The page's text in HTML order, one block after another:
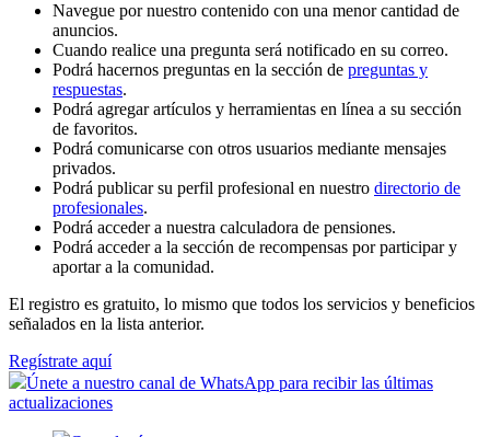
Navegue por nuestro contenido con una menor cantidad de
anuncios.
Cuando realice una pregunta será notificado en su correo.
Podrá hacernos preguntas en la sección de preguntas y
respuestas.
Podrá agregar artículos y herramientas en línea a su sección
de favoritos.
Podrá comunicarse con otros usuarios mediante mensajes
privados.
Podrá publicar su perfil profesional en nuestro directorio de
profesionales.
Podrá acceder a nuestra calculadora de pensiones.
Podrá acceder a la sección de recompensas por participar y
aportar a la comunidad.
El registro es gratuito, lo mismo que todos los servicios y beneficios
señalados en la lista anterior.
Regístrate aquí
Únete a nuestro canal de WhatsApp para recibir las últimas
actualizaciones